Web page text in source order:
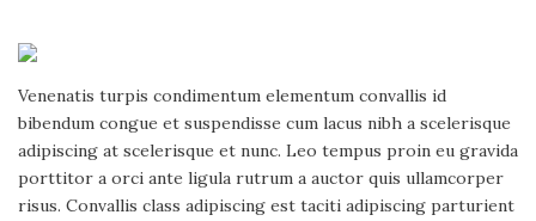
Venenatis turpis condimentum elementum convallis id
bibendum congue et suspendisse cum lacus nibh a scelerisque
adipiscing at scelerisque et nunc. Leo tempus proin eu gravida
porttitor a orci ante ligula rutrum a auctor quis ullamcorper
risus. Convallis class adipiscing est taciti adipiscing parturient